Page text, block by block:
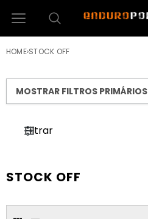
HOME›STOCK OFF
MOSTRAR FILTROS PRIMÁRIOS
Filtrar
STOCK OFF